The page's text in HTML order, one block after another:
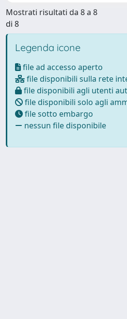
Mostrati risultati da 8 a 8
di 8
Legenda icone
file ad accesso aperto
file disponibili sulla rete
file disponibili agli utenti
file disponibili solo agli
file sotto embargo
nessun file disponibile